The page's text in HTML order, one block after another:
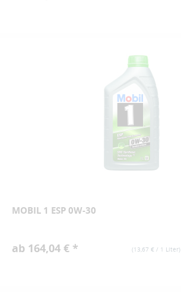
MOBIL 1 ESP 0W-30
(13,67 € / 1 Liter)
ab 164,04 € *